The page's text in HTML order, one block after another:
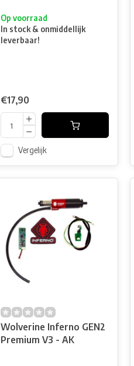
Op voorraad
In stock & onmiddellijk
leverbaar!
€17,90
Vergelijk
Wolverine Inferno GEN2
Premium V3 - AK